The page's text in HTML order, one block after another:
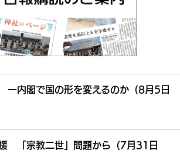
一内閣で国の形を変えるのか（8月5日
「宗教二世」問題から（7月31日